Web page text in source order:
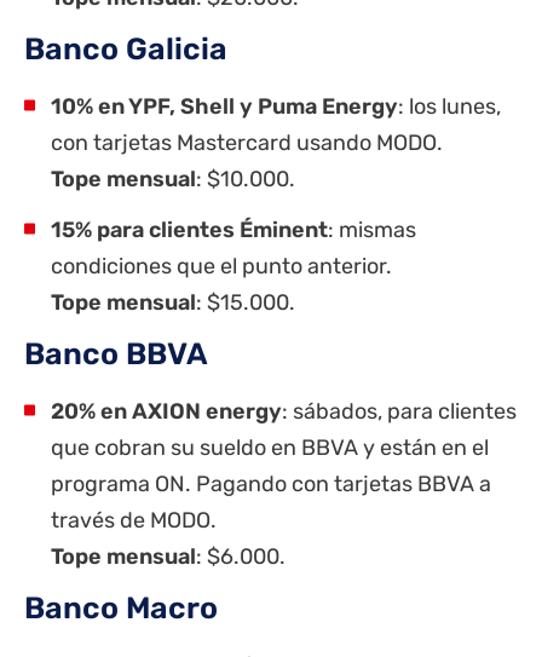
Banco Galicia
10% en YPF, Shell y Puma Energy: los lunes,
con tarjetas Mastercard usando MODO.
Tope mensual: $10.000.
15% para clientes Éminent: mismas
condiciones que el punto anterior.
Tope mensual: $15.000.
Banco BBVA
20% en AXION energy: sábados, para clientes
que cobran su sueldo en BBVA y están en el
programa ON. Pagando con tarjetas BBVA a
través de MODO.
Tope mensual: $6.000.
Banco Macro